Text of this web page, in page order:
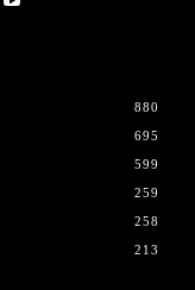
880
695
599
259
258
213